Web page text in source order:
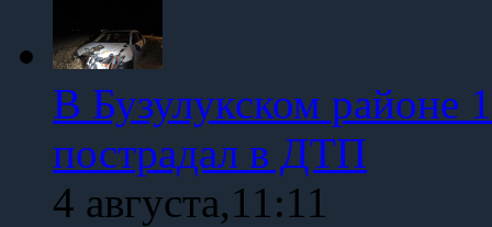
В Бузулукском районе
пострадал в ДТП
4 августа,11:11